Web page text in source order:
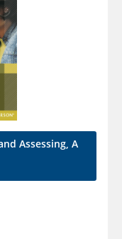
Assessing, A